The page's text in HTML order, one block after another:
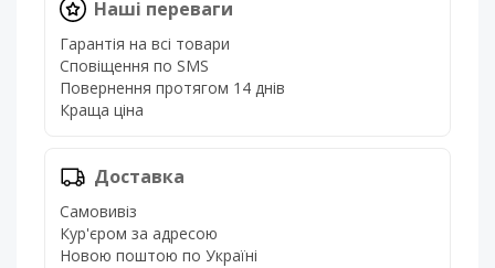
Наші переваги
Гарантія на всі товари
Сповіщення по SMS
Повернення протягом 14 днів
Краща ціна
Доставка
Самовивіз
Кур'єром за адресою
Новою поштою по Україні